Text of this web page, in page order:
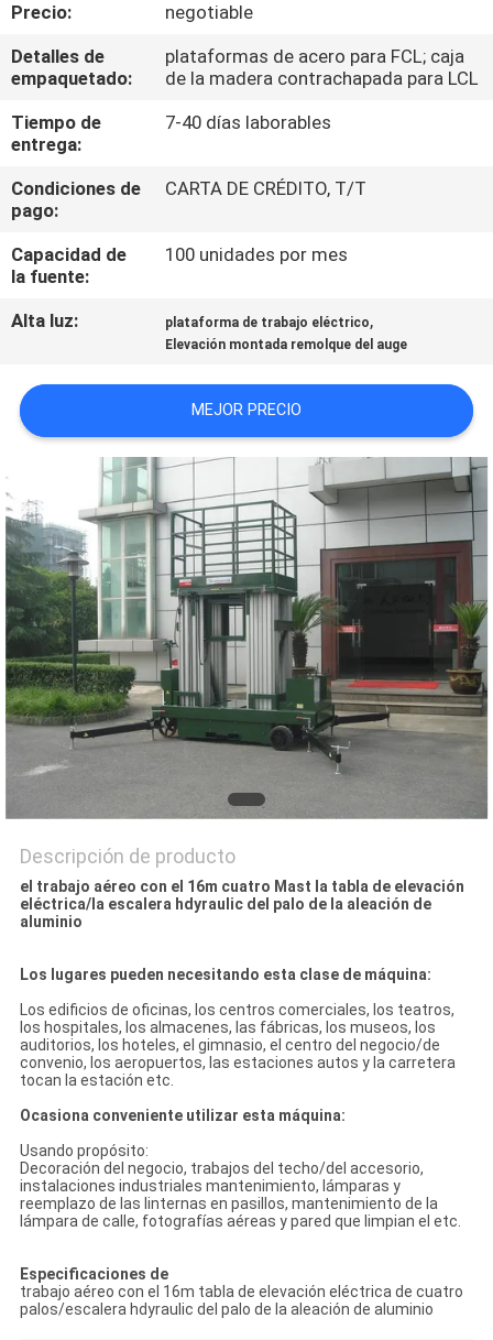
CONTROL
DE
CALIDAD
EN
CONTACTO
CON
UNA
CITA
MAPA
DEL
SITIO
PRIVACY
POLICY
Precio:
negotiable
Detalles de
empaquetado:
plataformas de acero para FCL; caja
de la madera contrachapada para LCL
Tiempo de
entrega:
7-40 días laborables
Condiciones de
pago:
CARTA DE CRÉDITO, T/T
Capacidad de
la fuente:
100 unidades por mes
Alta luz: plataforma de trabajo eléctrico,
Elevación montada remolque del auge
MEJOR PRECIO
Descripción de producto
el trabajo aéreo con el 16m cuatro Mast la tabla de elevación
eléctrica/la escalera hdyraulic del palo de la aleación de
aluminio
Los lugares pueden necesitando esta clase de máquina:
Los edificios de oficinas, los centros comerciales, los teatros,
los hospitales, los almacenes, las fábricas, los museos, los
auditorios, los hoteles, el gimnasio, el centro del negocio/de
convenio, los aeropuertos, las estaciones autos y la carretera
tocan la estación etc.
Ocasiona conveniente utilizar esta máquina:
Usando propósito:
Decoración del negocio, trabajos del techo/del accesorio,
instalaciones industriales mantenimiento, lámparas y
reemplazo de las linternas en pasillos, mantenimiento de la
lámpara de calle, fotografías aéreas y pared que limpian el etc.
Especificaciones de
trabajo aéreo con el 16m tabla de elevación eléctrica de cuatro
palos/escalera hdyraulic del palo de la aleación de aluminio